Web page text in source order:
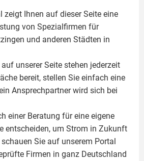
zeigt Ihnen auf dieser Seite eine
von Spezialfirmen für
und anderen Städten in
unserer Seite stehen jederzeit
bereit, stellen Sie einfach eine
Ansprechpartner wird sich bei
einer Beratung für eine eigene
entscheiden, um Strom in Zukunft
Sie auf unserem Portal
Firmen in ganz Deutschland